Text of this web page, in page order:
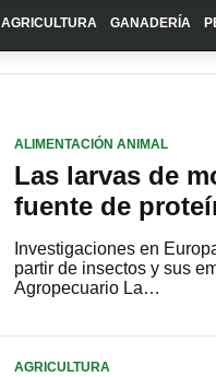
AGRICULTURA GANADERÍA
ALIMENTACIÓN ANIMAL
Las larvas de
fuente de
Investigaciones en
partir de insectos y sus
Agropecuario La…
AGRICULTURA